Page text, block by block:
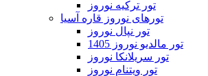
تور ترکیه نوروز
تورهای نوروز قاره آسیا
تور نپال نوروز
تور مالدیو نوروز 1405
تور سریلانکا نوروز
تور ویتنام نوروز